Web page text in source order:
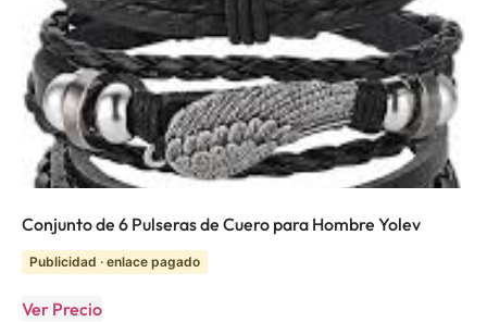
Conjunto de 6 Pulseras de Cuero para Hombre Yolev
Publicidad · enlace pagado
Ver Precio